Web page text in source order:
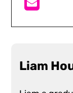
Liam